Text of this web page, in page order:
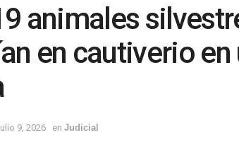
animales
en cautiverio
9, 2026 en Judicial